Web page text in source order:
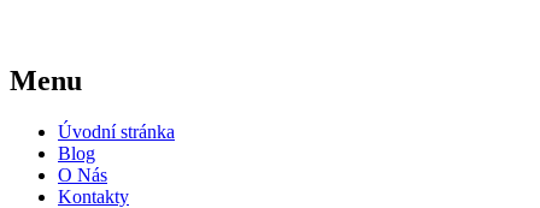
Menu
Úvodní stránka
Blog
O Nás
Kontakty